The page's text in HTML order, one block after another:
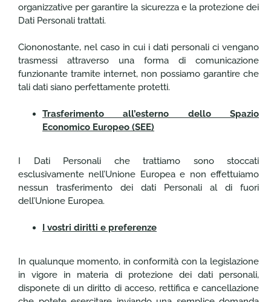
organizzative per garantire la sicurezza e la protezione dei
Dati Personali trattati.
Ciononostante, nel caso in cui i dati personali ci vengano
trasmessi attraverso una forma di comunicazione
funzionante tramite internet, non possiamo garantire che
tali dati siano perfettamente protetti.
Trasferimento all’esterno dello Spazio
Economico Europeo (SEE)
I Dati Personali che trattiamo sono stoccati
esclusivamente nell’Unione Europea e non effettuiamo
nessun trasferimento dei dati Personali al di fuori
dell’Unione Europea.
I vostri diritti e preferenze
In qualunque momento, in conformità con la legislazione
in vigore in materia di protezione dei dati personali,
disponete di un diritto di acceso, rettifica e cancellazione